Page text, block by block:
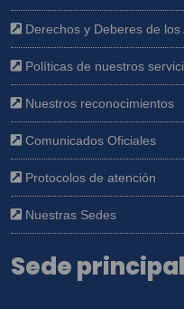
Derechos y Deberes de
Políticas de nuestros
Nuestros reconocimientos
Comunicados Oficiales
Protocolos de atención
Nuestras Sedes
Sede principal